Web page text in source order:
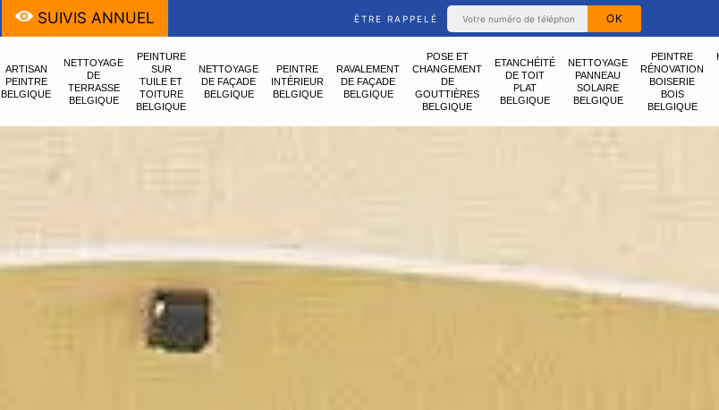
SUIVIS ANNUEL ÊTRE RAPPELÉ
ARTISAN
PEINTRE
BELGIQUE
NETTOYAGE
DE
TERRASSE
BELGIQUE
PEINTURE
SUR
TUILE ET
TOITURE
BELGIQUE
NETTOYAGE
DE FAÇADE
BELGIQUE
PEINTRE
INTÉRIEUR
BELGIQUE
RAVALEMENT
DE FAÇADE
BELGIQUE
POSE ET
CHANGEMENT
DE
GOUTTIÈRES
BELGIQUE
ETANCHÉITÉ
DE TOIT
PLAT
BELGIQUE
NETTOYAGE
PANNEAU
SOLAIRE
BELGIQUE
PEINTRE
RÉNOVATION
BOISERIE
BOIS
BELGIQUE